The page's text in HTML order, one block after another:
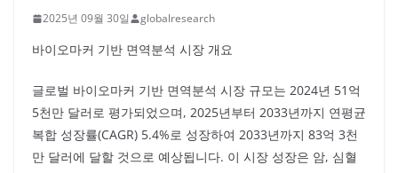
2025년 09월 30일 globalresearch
바이오마커 기반 면역분석 시장 개요
글로벌 바이오마커 기반 면역분석 시장 규모는 2024년 51억
5천만 달러로 평가되었으며, 2025년부터 2033년까지 연평균
복합 성장률(CAGR) 5.4%로 성장하여 2033년까지 83억 3천
만 달러에 달할 것으로 예상됩니다. 이 시장 성장은 암, 심혈